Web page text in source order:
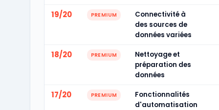
19/20 PREMIUM
Connectivité à
des sources de
données variées
18/20 PREMIUM
Nettoyage et
préparation des
données
17/20 PREMIUM
Fonctionnalités
d'automatisation